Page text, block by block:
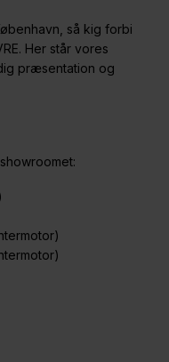
så kig forbi
Her står vores
præsentation og